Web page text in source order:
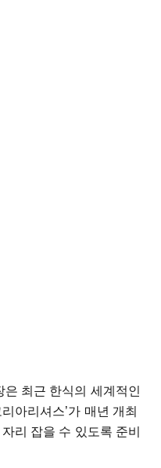
최근 한식의 세계적인
아리셔스’가 매년 개최
리 잡을 수 있도록 준비